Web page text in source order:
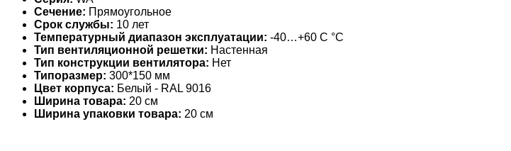
Сечение: Прямоугольное
Срок службы: 10 лет
Температурный диапазон эксплуатации: -40…+60 С °С
Тип вентиляционной решетки: Настенная
Тип конструкции вентилятора: Нет
Типоразмер: 300*150 мм
Цвет корпуса: Белый - RAL 9016
Ширина товара: 20 см
Ширина упаковки товара: 20 см